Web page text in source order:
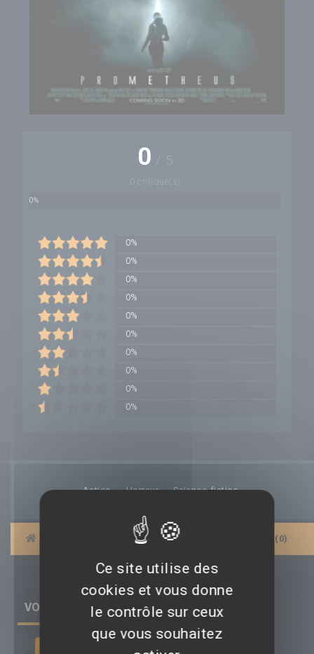
0 / 5
0 critique(s)
0%
0%
0%
0%
0%
0%
0%
0%
0%
0%
0%
Action Horreur Science-fiction
BANDES-ANNONCES | AFFICHES AVIS (0)
VOIR TOUS LES AVIS (0) SUR LE FILM
Ce site utilise des
cookies et vous donne
le contrôle sur ceux
que vous souhaitez